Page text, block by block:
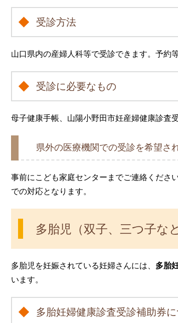
受診方法
山口県内の産婦人科等で受診できます。予約
受診に必要なもの
母子健康手帳、山陽小野田市妊産婦健康診査
県外の医療機関での受診を希望さ
事前にこども家庭センターまでご連絡くださ
での対応となります。
多胎児（双子、三つ子な
多胎児を妊娠されている妊婦さんには、 多胎
います。
多胎妊婦健康診査受診補助券